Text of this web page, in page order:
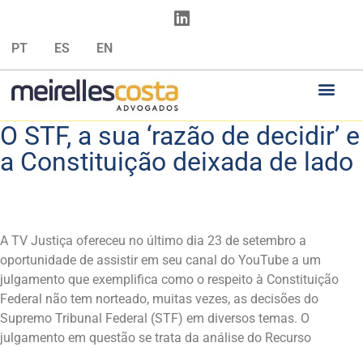
PT ES EN
O STF, a sua ‘razão de decidir’ e
a Constituição deixada de lado
A TV Justiça ofereceu no último dia 23 de setembro a
oportunidade de assistir em seu canal do YouTube a um
julgamento que exemplifica como o respeito à Constituição
Federal não tem norteado, muitas vezes, as decisões do
Supremo Tribunal Federal (STF) em diversos temas. O
julgamento em questão se trata da análise do Recurso